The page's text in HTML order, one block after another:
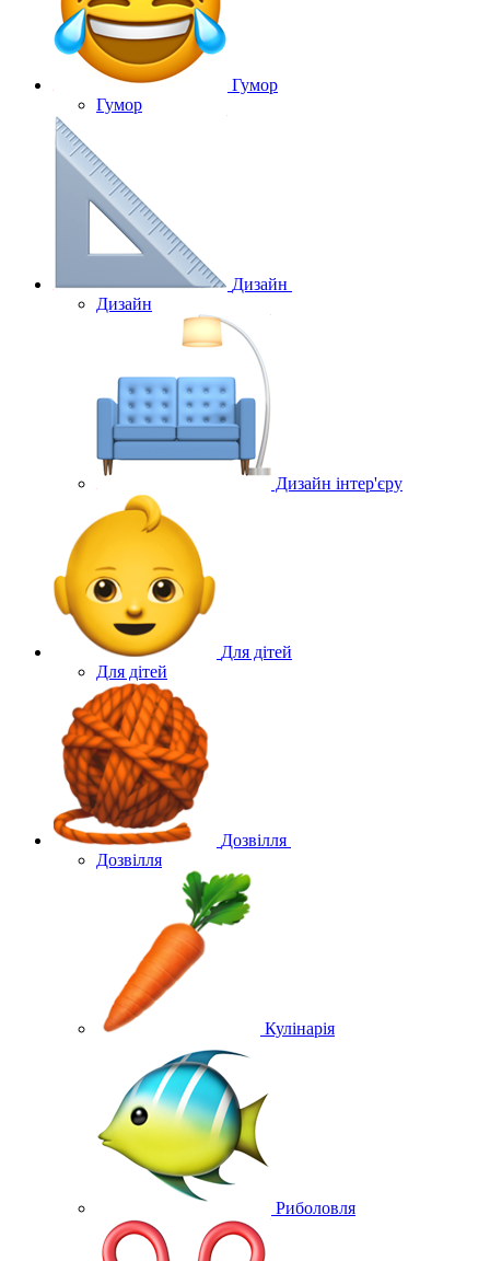
Гумор
Гумор
Дизайн
Дизайн
Дизайн інтер'єру
Для дітей
Для дітей
Дозвілля
Дозвілля
Кулінарія
Риболовля